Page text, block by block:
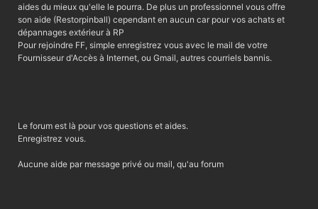
aides du mieux qu'elle le pourra. De plus un professionnel vous offre
son aide (Restorpinball) cependant en aucun car pour vos achats et
dépannages extérieur à RP
Pour rejoindre FF, simple enregistrez vous avec le mail de votre
Fournisseur d'Accès à Internet, ou Gmail, autres courriels bannis.
Le forum est là pour vos questions et aides.
Enregistrez vous.
Aucune aide par message privé ou mail, qu'au forum